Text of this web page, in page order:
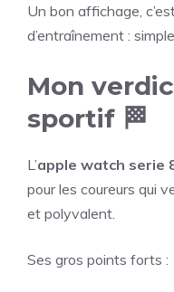
Un bon affichage,
d’entraînement :
Mon
sportif 🏁
L’apple watch serie
pour les coureurs qui
et polyvalent.
Ses gros points forts :